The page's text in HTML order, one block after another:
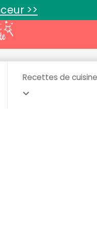
>>
Recettes de cuisine